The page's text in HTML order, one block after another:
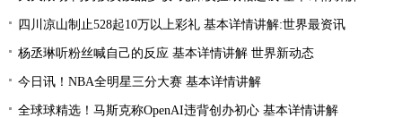
四川凉山制止528起10万以上彩礼 基本详情讲解:世界最资讯
杨丞琳听粉丝喊自己的反应 基本详情讲解 世界新动态
今日讯！NBA全明星三分大赛 基本详情讲解
全球球精选！马斯克称OpenAI违背创办初心 基本详情讲解